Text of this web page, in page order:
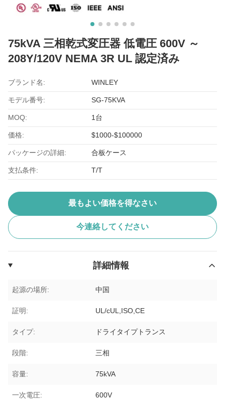
75kVA 三相乾式変圧器 低電圧 600V ～
208Y/120V NEMA 3R UL 認定済み
ブランド名: WINLEY
モデル番号: SG-75KVA
MOQ: 1台
価格: $1000-$100000
パッケージの詳細: 合板ケース
支払条件: T/T
最もよい価格を得なさい
今連絡してください
詳細情報
起源の場所: 中国
証明: UL/cUL,ISO,CE
タイプ: ドライタイプトランス
段階: 三相
容量: 75kVA
一次電圧: 600V